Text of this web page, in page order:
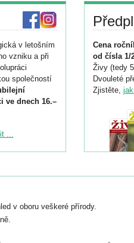
v letošním
vzniku a při
společností
ve dnech 16.–
září.
nebo
...
Cena
od čísla 1/
Živy (tedy
Dvouleté
Zjistěte,
v oboru veškeré přírody.